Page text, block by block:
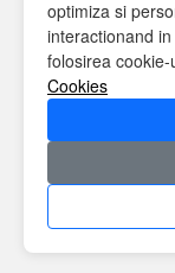
optimiza si
interactionand
folosirea
Cookies